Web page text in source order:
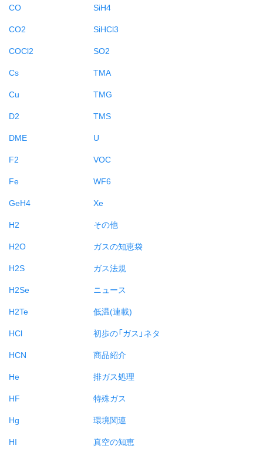
CO
CO2
COCl2
Cs
Cu
D2
DME
F2
Fe
GeH4
H2
H2O
H2S
H2Se
H2Te
HCl
HCN
He
HF
Hg
HI
SiH4
SiHCl3
SO2
TMA
TMG
TMS
U
VOC
WF6
Xe
その他
ガスの知恵袋
ガス法規
ニュース
低温(連載)
初歩の「ガス」ネタ
商品紹介
排ガス処理
特殊ガス
環境関連
真空の知恵